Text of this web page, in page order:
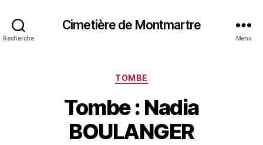
Recherche
Cimetière de Montmartre
Menu
Catégories
TOMBE
Tombe : Nadia
BOULANGER